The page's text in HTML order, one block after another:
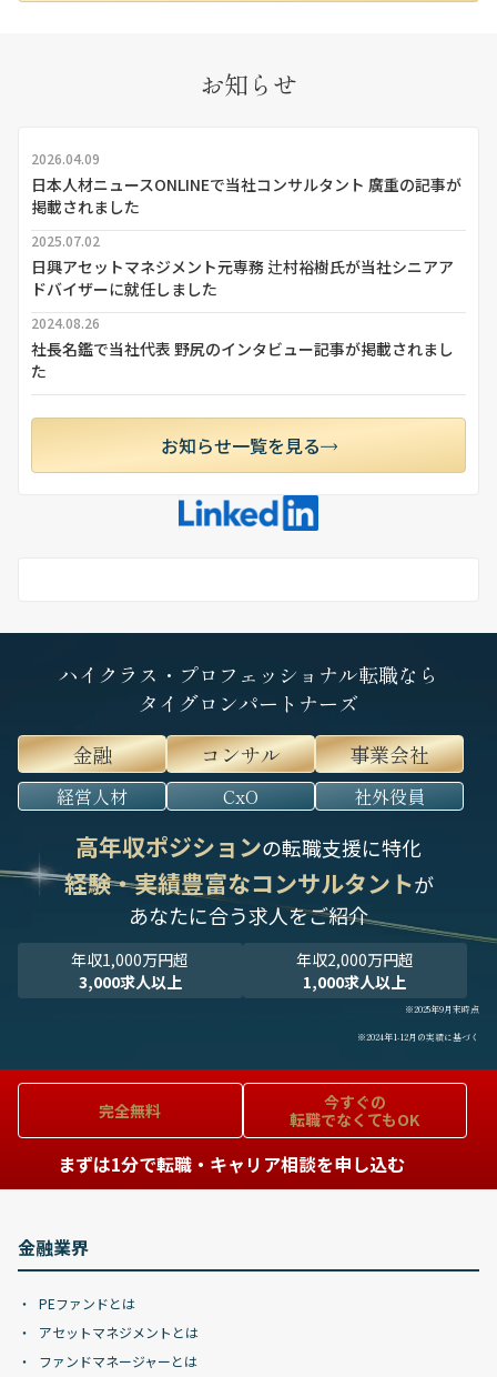
お知らせ
2026.04.09
日本人材ニュースONLINEで当社コンサルタント 廣重の記事が
掲載されました
2025.07.02
日興アセットマネジメント元専務 辻村裕樹氏が当社シニアア
ドバイザーに就任しました
2024.08.26
社長名鑑で当社代表 野尻のインタビュー記事が掲載されまし
た
お知らせ一覧を見る
ハイクラス・プロフェッショナル転職なら
タイグロンパートナーズ
金融
コンサル 事業会社
経営人材 CxO 社外役員
高年収ポジションの転職支援に特化
経験・実績豊富なコンサルタントが
あなたに合う求人をご紹介
年収1,000万円超
3,000求人以上
年収2,000万円超
1,000求人以上
※2025年9月末時点
※2024年1-12月の実績に基づく
完全無料
今すぐの
転職でなくてもOK
まずは1分で転職・キャリア相談を申し込む
金融業界
PEファンドとは
アセットマネジメントとは
ファンドマネージャーとは